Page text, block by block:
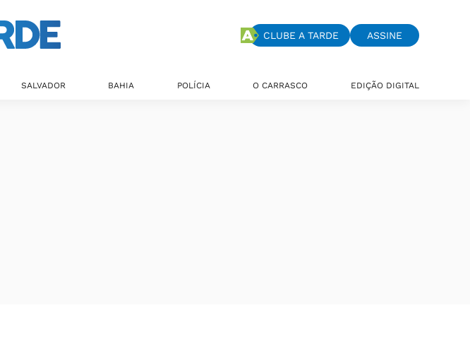
CLUBE A TARDE ASSINE
SALVADOR BAHIA POLÍCIA O CARRASCO EDIÇÃO DIGITAL